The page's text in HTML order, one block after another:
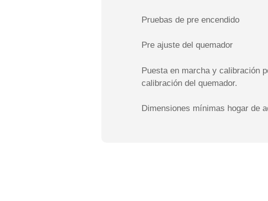
Pruebas de pre encendido
Pre ajuste del quemador
Puesta en marcha y calibración
calibración del quemador.
Dimensiones mínimas hogar de